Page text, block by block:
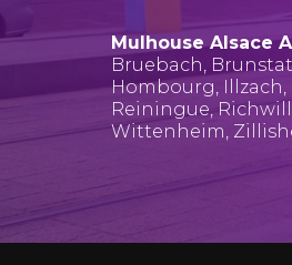
Mulhouse Alsace
Bruebach,
Hombourg, Illzach,
Reiningue,
Wittenheim,